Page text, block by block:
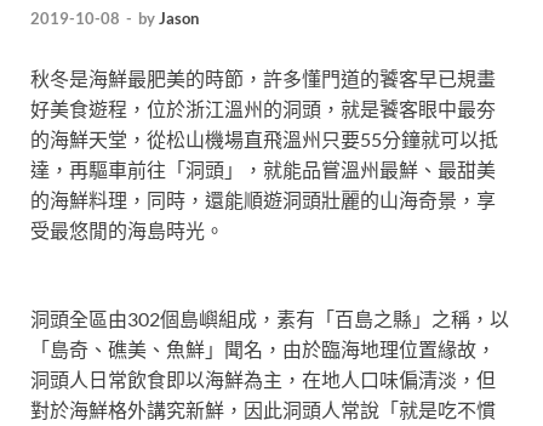
2019-10-08 - byJason
秋冬是海鮮最肥美的時節，許多懂門道的饕客早已規畫
好美食遊程，位於浙江溫州的洞頭，就是饕客眼中最夯
的海鮮天堂，從松山機場直飛溫州只要55分鐘就可以抵
達，再驅車前往「洞頭」，就能品嘗溫州最鮮、最甜美
的海鮮料理，同時，還能順遊洞頭壯麗的山海奇景，享
受最悠閒的海島時光。
洞頭全區由302個島嶼組成，素有「百島之縣」之稱，以
「島奇、礁美、魚鮮」聞名，由於臨海地理位置緣故，
洞頭人日常飲食即以海鮮為主，在地人口味偏清淡，但
對於海鮮格外講究新鮮，因此洞頭人常說「就是吃不慣